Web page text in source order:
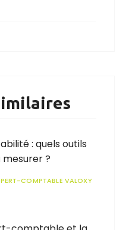
: quels outils
mesurer ?
COMPTABLE VALOXY